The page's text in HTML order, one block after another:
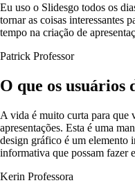
Eu uso o Slidesgo todos os
tornar as coisas interessantes
tempo na criação de
Patrick Professor
O que os usuários
A vida é muito curta para que
apresentações. Esta é uma
design gráfico é um elemento
informativa que possam fazer
Kerin Professora